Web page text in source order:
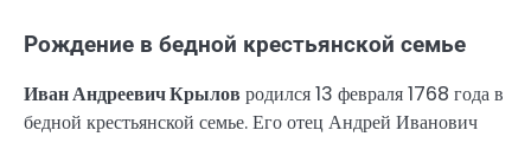
Рождение в бедной крестьянской семье
Иван Андреевич Крылов родился 13 февраля 1768 года в
бедной крестьянской семье. Его отец Андрей Иванович